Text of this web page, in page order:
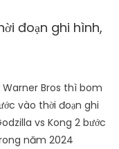
đoạn ghi hình,
Bros thì bom
vào thời đoạn ghi
vs Kong 2 bước
năm 2024